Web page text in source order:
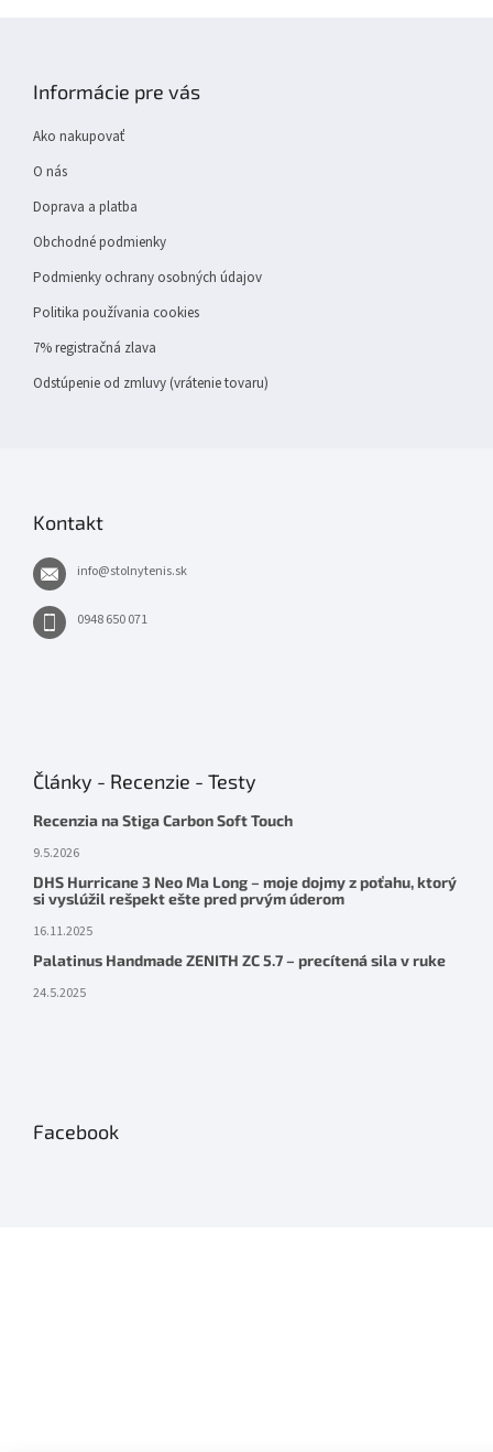
Informácie pre vás
Ako nakupovať
O nás
Doprava a platba
Obchodné podmienky
Podmienky ochrany osobných údajov
Politika používania cookies
7% registračná zlava
Odstúpenie od zmluvy (vrátenie tovaru)
Kontakt
info@stolnytenis.sk
0948 650 071
Články - Recenzie - Testy
Recenzia na Stiga Carbon Soft Touch
9.5.2026
DHS Hurricane 3 Neo Ma Long – moje dojmy z poťahu, ktorý
si vyslúžil rešpekt ešte pred prvým úderom
16.11.2025
Palatinus Handmade ZENITH ZC 5.7 – precítená sila v ruke
24.5.2025
Facebook